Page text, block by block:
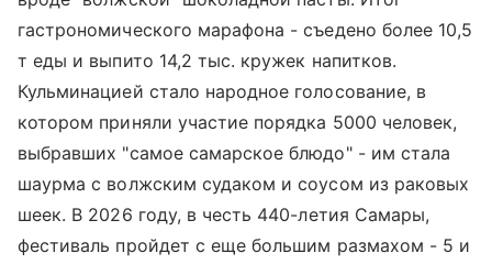
гастрономического марафона - съедено более 10,5
т еды и выпито 14,2 тыс. кружек напитков.
Кульминацией стало народное голосование, в
котором приняли участие порядка 5000 человек,
выбравших "самое самарское блюдо" - им стала
шаурма с волжским судаком и соусом из раковых
шеек. В 2026 году, в честь 440-летия Самары,
фестиваль пройдет с еще большим размахом - 5 и